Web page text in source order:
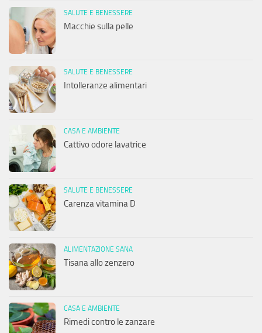
SALUTE E BENESSERE
Macchie sulla pelle
SALUTE E BENESSERE
Intolleranze alimentari
CASA E AMBIENTE
Cattivo odore lavatrice
SALUTE E BENESSERE
Carenza vitamina D
ALIMENTAZIONE SANA
Tisana allo zenzero
CASA E AMBIENTE
Rimedi contro le zanzare